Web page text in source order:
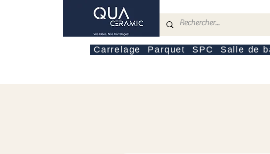
Carrelage Parquet SPC Salle de